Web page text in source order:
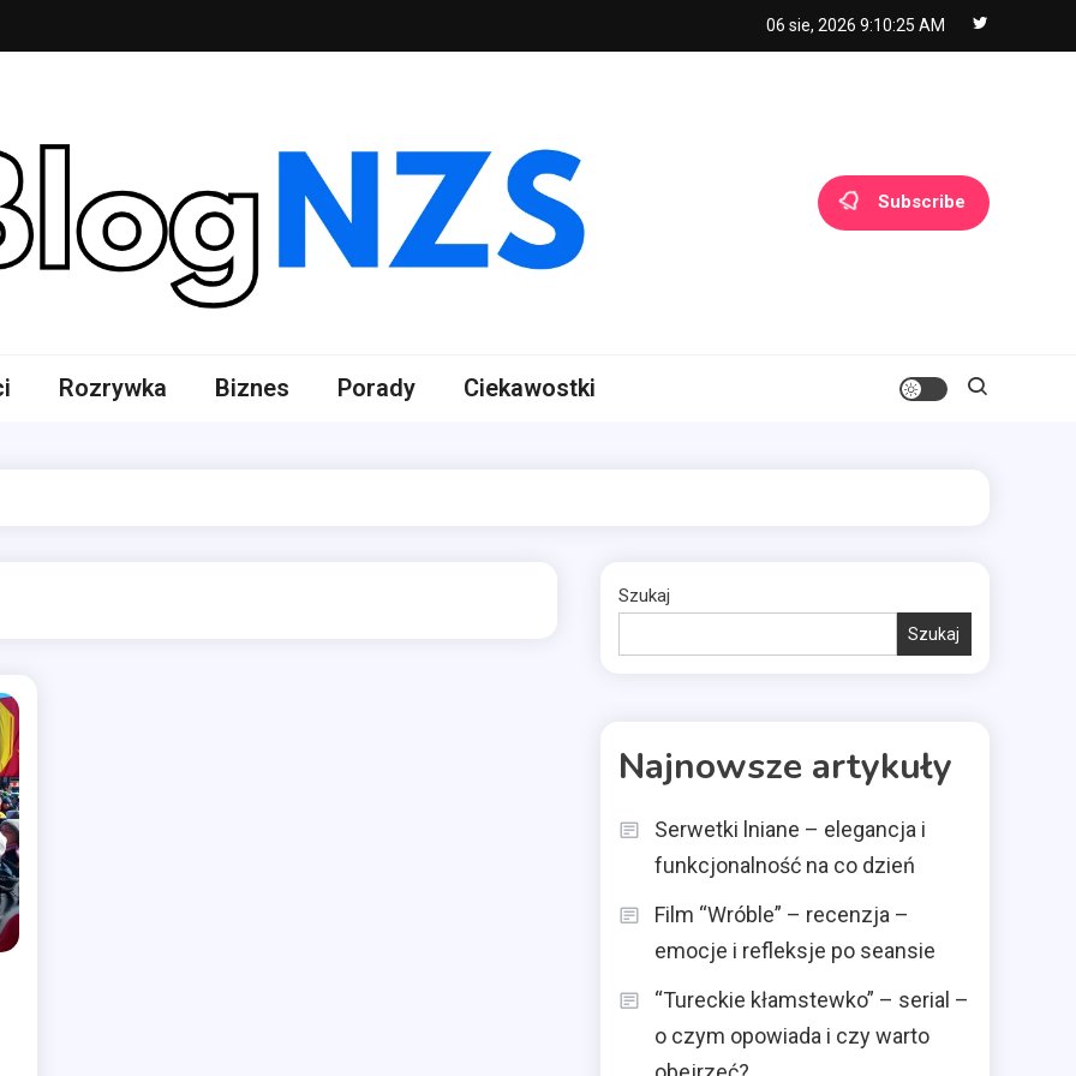
06 sie, 2026 9:10:25 AM
Subscribe
Rozrywka Biznes Porady Ciekawostki
Szukaj
Szukaj
Najnowsze artykuły
Serwetki lniane – elegancja i
funkcjonalność na co dzień
Film “Wróble” – recenzja –
emocje i refleksje po seansie
“Tureckie kłamstewko” – serial –
o czym opowiada i czy warto